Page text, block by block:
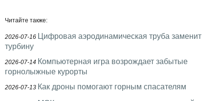
Читайте также:
2026-07-16 Цифровая аэродинамическая труба заменит
турбину
2026-07-14 Компьютерная игра возрождает забытые
горнолыжные курорты
2026-07-13 Как дроны помогают горным спасателям